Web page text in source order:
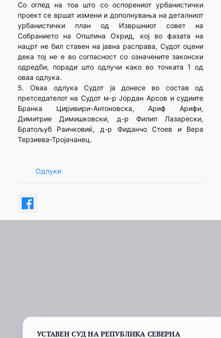
Со оглед на тоа што со оспорениот урбанистички
проект се вршат измени и дополнувања на деталниот
урбанистички план од Извршниот совет на
Собранието на Општина Охрид, кој во фазата на
нацрт не бил ставен на јавна расправа, Судот оцени
дека тој не е во согласност со означените законски
одредби, поради што одлучи како во точката 1 од
оваа одлука.
5. Оваа одлука Судот ја донесе во состав од
претседателот на Судот м-р Јордан Арсов и судиите
Бранка Циривири-Антоновска, Ариф Арифи,
Димитрие Димишковски, д-р Филип Лазарески,
Братољуб Раичковиќ, д-р Фиданчо Стоев и Вера
Терзиева-Тројачанец.
Одлуки
УСТАВЕН СУД НА РЕПУБЛИКА СЕВЕРНА